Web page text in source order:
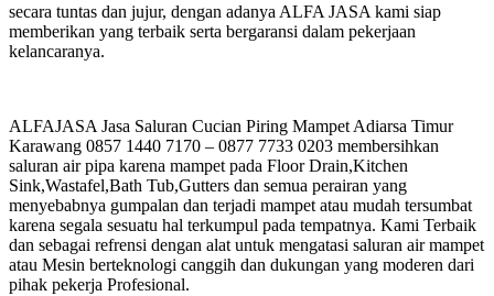
secara tuntas dan jujur, dengan adanya ALFA JASA kami siap
memberikan yang terbaik serta bergaransi dalam pekerjaan
kelancaranya.
ALFAJASA Jasa Saluran Cucian Piring Mampet Adiarsa Timur
Karawang 0857 1440 7170 – 0877 7733 0203 membersihkan
saluran air pipa karena mampet pada Floor Drain,Kitchen
Sink,Wastafel,Bath Tub,Gutters dan semua perairan yang
menyebabnya gumpalan dan terjadi mampet atau mudah tersumbat
karena segala sesuatu hal terkumpul pada tempatnya. Kami Terbaik
dan sebagai refrensi dengan alat untuk mengatasi saluran air mampet
atau Mesin berteknologi canggih dan dukungan yang moderen dari
pihak pekerja Profesional.